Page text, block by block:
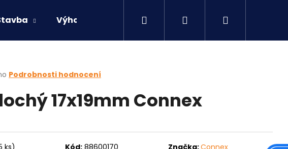
Výhodné sety Kontakty Přihlášení
Podrobnosti hodnocení
17x19mm Connex
ks) Kód: 88600170 Značka:Connex